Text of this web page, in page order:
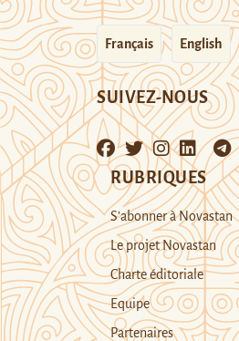
Français English
SUIVEZ-NOUS
RUBRIQUES
S’abonner à Novastan
Le projet Novastan
Charte éditoriale
Equipe
Partenaires